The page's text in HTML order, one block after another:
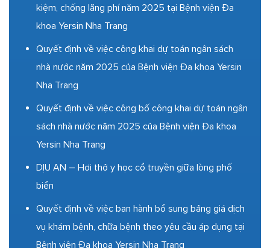
kiệm, chống lãng phí năm 2025 tại Bệnh viện Đa
khoa Yersin Nha Trang
Quyết định về việc công khai dự toán ngân sách
nhà nước năm 2025 của Bệnh viện Đa khoa Yersin
Nha Trang
Quyết định về việc công bố công khai dự toán ngân
sách nhà nước năm 2025 của Bệnh viện Đa khoa
Yersin Nha Trang
DỊU AN – Hơi thở y học cổ truyền giữa lòng phố
biển
Quyết định về việc ban hành bổ sung bảng giá dịch
vụ khám bệnh, chữa bệnh theo yêu cầu áp dụng tại
Bệnh viện Đa khoa Yersin Nha Trang